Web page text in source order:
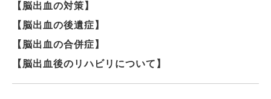
【脳出血の対策】
【脳出血の後遺症】
【脳出血の合併症】
【脳出血後のリハビリについて】